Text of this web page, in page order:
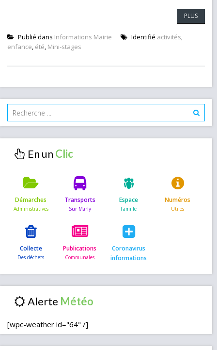
PLUS
Publié dans Informations Mairie Identifié activités,
enfance, été, Mini-stages
En un
Démarches Transports Espace Numéros
Collecte Publications
Coronavirus
informations
Alerte
[wpc-weather id="64" /]